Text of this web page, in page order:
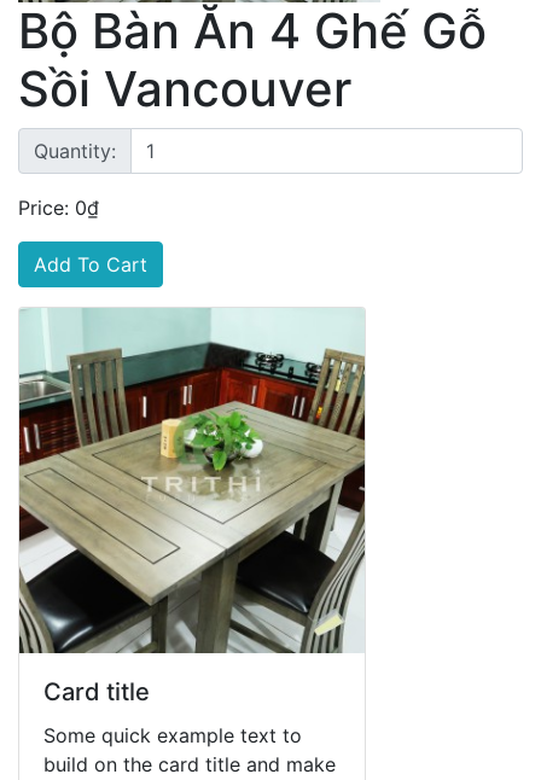
Bộ Bàn Ăn 4 Ghế Gỗ
Sồi Vancouver
Quantity:
Price: 0₫
Add To Cart
Card title
Some quick example text to
build on the card title and make